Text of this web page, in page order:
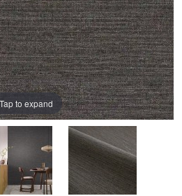
Tap to expand